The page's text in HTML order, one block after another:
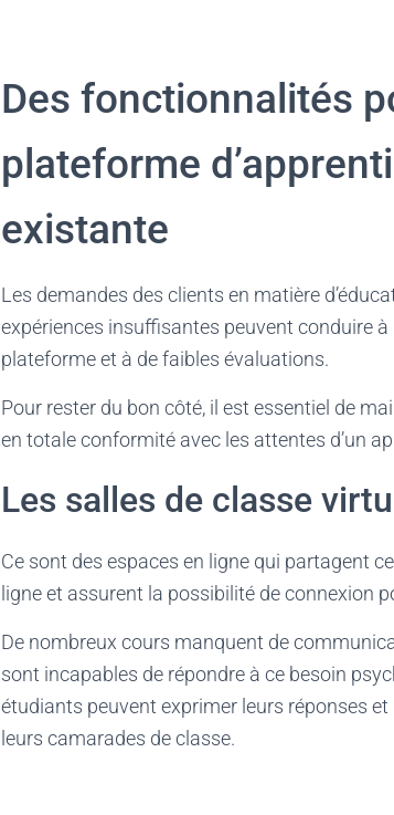
Des fonctionnalités
plateforme
existante
Les demandes des clients en matière
expériences insuffisantes peuvent conduire à
plateforme et à de faibles évaluations.
Pour rester du bon côté, il est essentiel de
en totale conformité avec les attentes d’un
Les salles de classe
Ce sont des espaces en ligne qui partagent
ligne et assurent la possibilité de connexion
De nombreux cours manquent de
sont incapables de répondre à ce besoin
étudiants peuvent exprimer leurs réponses
leurs camarades de classe.